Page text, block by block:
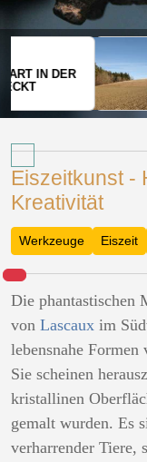
Eiszeitkunst -
Kreativität
Werkzeuge Eiszeit
Die phantastischen
von Lascaux im
lebensnahe
Sie scheinen
kristallinen
gemalt wurden. Es
verharrender Tiere,